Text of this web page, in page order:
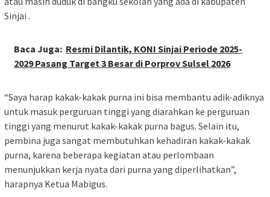
Sinjai .
Baca Juga: Resmi Dilantik, KONI Sinjai Periode 2025-
2029 Pasang Target 3 Besar di Porprov Sulsel 2026
“Saya harap kakak-kakak purna ini bisa membantu adik-adiknya
untuk masuk perguruan tinggi yang diarahkan ke perguruan
tinggi yang menurut kakak-kakak purna bagus. Selain itu,
pembina juga sangat membutuhkan kehadiran kakak-kakak
purna, karena beberapa kegiatan atau perlombaan
menunjukkan kerja nyata dari purna yang diperlihatkan”,
harapnya Ketua Mabigus.